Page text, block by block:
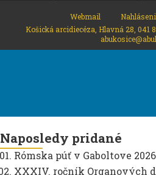
Webmail
Košická arcidiecéza, Hlavná 28, 041
Naposledy pridané
Rómska púť v Gaboltove 2026
XXXIV. ročník Organových